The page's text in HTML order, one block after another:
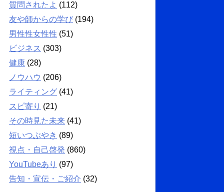
質問されたよ (112)
友や師からの学び (194)
男性性女性性 (51)
ビジネス (303)
健康 (28)
ノウハウ (206)
ライティング (41)
スピ寄り (21)
その時見た未来 (41)
短いつぶやき (89)
視点・自己啓発 (860)
YouTubeあり (97)
告知・宣伝・ご紹介 (32)